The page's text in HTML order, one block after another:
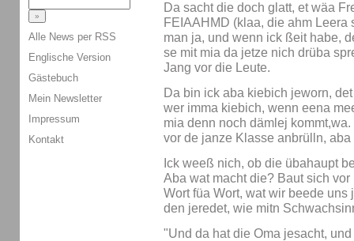
Da sacht die doch glatt, et wäa
FEIAAHMD (klaa, die ahm
man ja, und wenn ick ßeit habe,
se mit mia da jetze nich drüba
Jang vor die Leute.
Da bin ick aba kiebich jeworn,
wer imma kiebich, wenn eena
mia denn noch dämlej
vor de janze Klasse anbrülln,
Ick weeß nich, ob die übahaupt
Aba wat macht die? Baut sich
Wort füa Wort, wat wir beede
den jeredet, wie mitn
"Und da hat die Oma jesacht,
Alle News per RSS
Englische Version
Gästebuch
Mein Newsletter
Impressum
Kontakt